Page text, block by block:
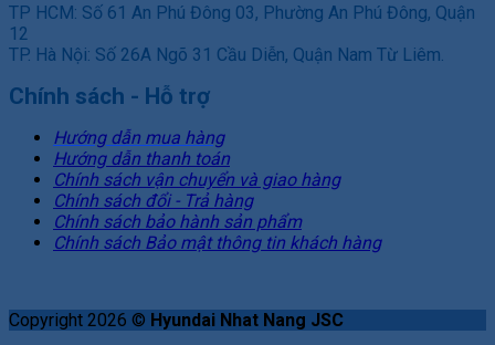
TP HCM: Số 61 An Phú Đông 03, Phường An Phú Đông, Quận
12
TP. Hà Nội: Số 26A Ngõ 31 Cầu Diễn, Quận Nam Từ Liêm.
Chính sách - Hỗ trợ
Hướng dẫn mua hàng
Hướng dẫn thanh toán
Chính sách vận chuyển và giao hàng
Chính sách đổi - Trả hàng
Chính sách bảo hành sản phẩm
Chính sách Bảo mật thông tin khách hàng
Copyright 2026 © Hyundai Nhat Nang JSC